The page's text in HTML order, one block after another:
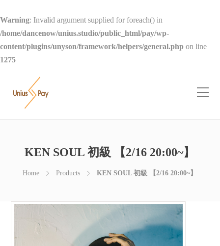
Warning: Invalid argument supplied for foreach() in
/home/dancenow/unius.studio/public_html/pay/wp-
content/plugins/unyson/framework/helpers/general.php on line
1275
KEN SOUL 初級 【2/16 20:00~】
Home Products KEN SOUL 初級 【2/16 20:00~】